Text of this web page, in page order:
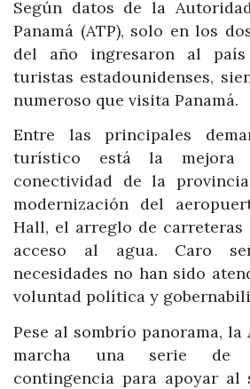
Según datos de la
Panamá (ATP), solo en los
del año ingresaron al
turistas estadounidenses,
numeroso que visita Panamá.
Entre las principales
turístico está la mejora
conectividad de la
modernización del
Hall, el arreglo de
acceso al agua. Caro
necesidades no han sido
voluntad política y
Pese al sombrío panorama, la
marcha una serie de
contingencia para apoyar al